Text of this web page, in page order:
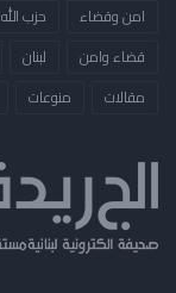
امن وقضاء
حزب الله
قضاء وامن
لبنان
مقالات
منوعات